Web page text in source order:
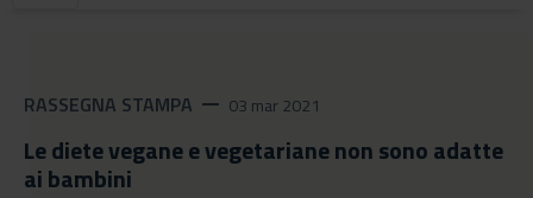
RASSEGNA STAMPA remove 03 mar 2021
Le diete vegane e vegetariane non sono adatte
ai bambini